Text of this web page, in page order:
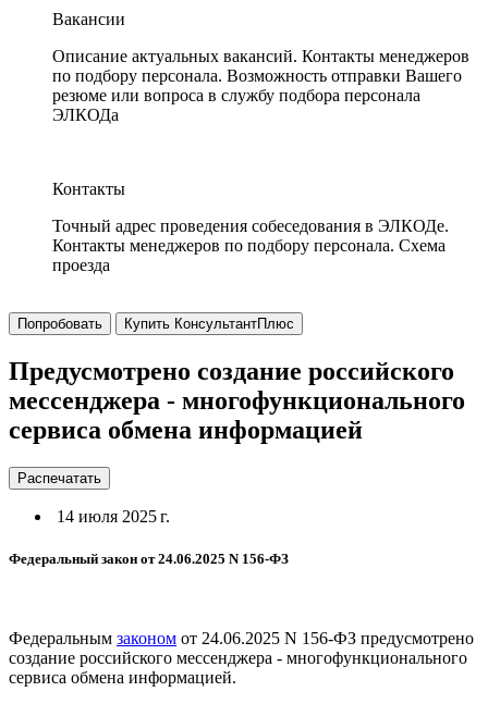
Вакансии
Описание актуальных вакансий. Контакты менеджеров
по подбору персонала. Возможность отправки Вашего
резюме или вопроса в службу подбора персонала
ЭЛКОДа
Контакты
Точный адрес проведения собеседования в ЭЛКОДе.
Контакты менеджеров по подбору персонала. Схема
проезда
Попробовать Купить КонсультантПлюс
Предусмотрено создание российского
мессенджера - многофункционального
сервиса обмена информацией
Распечатать
14 июля 2025 г.
Федеральный закон от 24.06.2025 N 156-ФЗ
Федеральным законом от 24.06.2025 N 156-ФЗ предусмотрено
создание российского мессенджера - многофункционального
сервиса обмена информацией.